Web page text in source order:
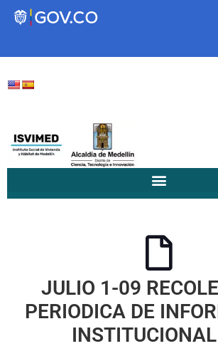
Transparencia
Participa
Hábitat de Medellín
Servicios
Mejoramiento de
Vivienda
Vivienda Nueva
Notificaciones
JULIO 1-09
PERIODICA DE